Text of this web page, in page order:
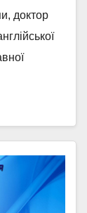
доктор